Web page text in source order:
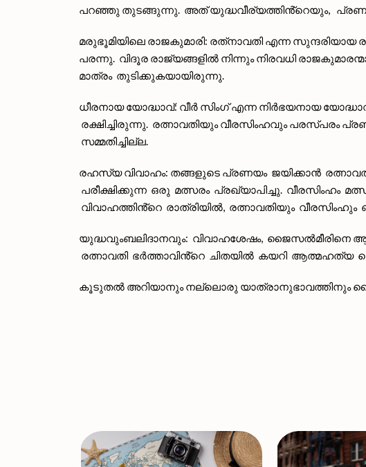
പറഞ്ഞു തുടങ്ങുന്നു. അത് യുദ്ധവീര്യത്തിൻ്റെയും,
മരുഭൂമിയിലെ രാജകുമാരി: രത്‌നാവതി എന്ന
പരന്നു. വിദൂര രാജ്യങ്ങളിൽ നിന്നും നിരവധി
മാത്രം തുടിക്കുകയായിരുന്നു.
ധീരനായ യോദ്ധാവ്: വീർ സിംഗ് എന്ന നിർഭയനായ
രക്ഷിച്ചിരുന്നു. രത്നാവതിയും വീരസിംഹവും പരസ്പരം
സമ്മതിച്ചില്ല.
രഹസ്യ വിവാഹം: തങ്ങളുടെ പ്രണയം ജയിക്കാൻ
പരീക്ഷിക്കുന്ന ഒരു മത്സരം പ്രഖ്യാപിച്ചു. വീരസിംഹം
വിവാഹത്തിൻ്റെ രാത്രിയിൽ, രത്നാവതിയും
യുദ്ധവുംബലിദാനവും: വിവാഹശേഷം, ജൈസൽമീരിനെ
രത്നാവതി ഭർത്താവിൻ്റെ ചിതയിൽ കയറി
കൂടുതൽ അറിയാനും നല്ലൊരു യാത്രാനുഭാവത്തിനും